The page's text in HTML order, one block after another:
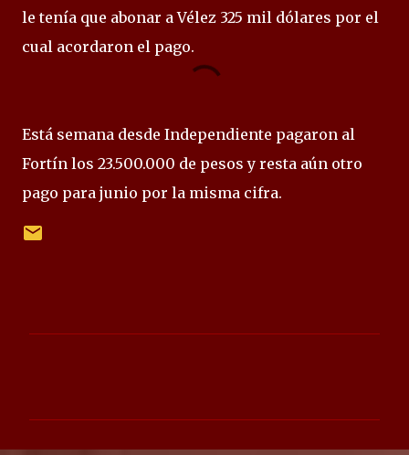
le tenía que abonar a Vélez 325 mil dólares por el
cual acordaron el pago.
Está semana desde Independiente pagaron al
Fortín los 23.500.000 de pesos y resta aún otro
pago para junio por la misma cifra.